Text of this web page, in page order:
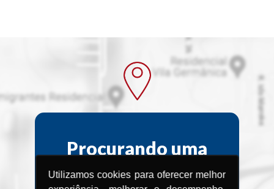
Utilizamos cookies para oferecer melhor
Procurando uma
Assistência